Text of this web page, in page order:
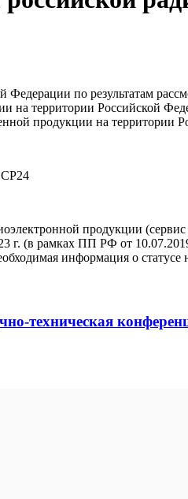
по результатам
на территории Российской
продукции на территории
продукции
г. (в рамках ПП РФ от
информация о
техническая